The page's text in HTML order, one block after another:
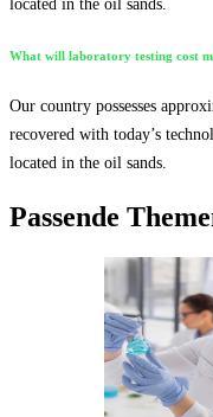
located in the oil sands.
What will laboratory testing cost
Our country possesses
recovered with today’s
located in the oil sands.
Passende